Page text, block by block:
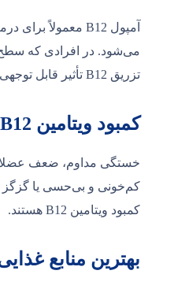
می‌شود. در افرادی که
تزریق B12 تأثیر قابل توجهی بر کاهش وزن ندارد.
کمبود ویتامین B12 چه علائمی دارد؟
خستگی مداوم، ضعف
کم‌خونی و بی‌حسی یا گزگز
کمبود ویتامین B12 هستند.